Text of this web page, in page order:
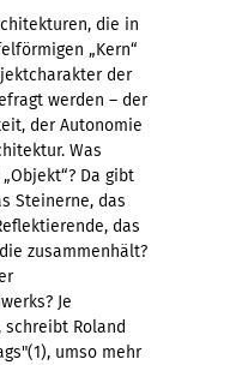
die in
„Kern“
der
werden – der
der Autonomie
Was
Da gibt
Steinerne, das
das
zusammenhält?
Je
Roland
umso mehr